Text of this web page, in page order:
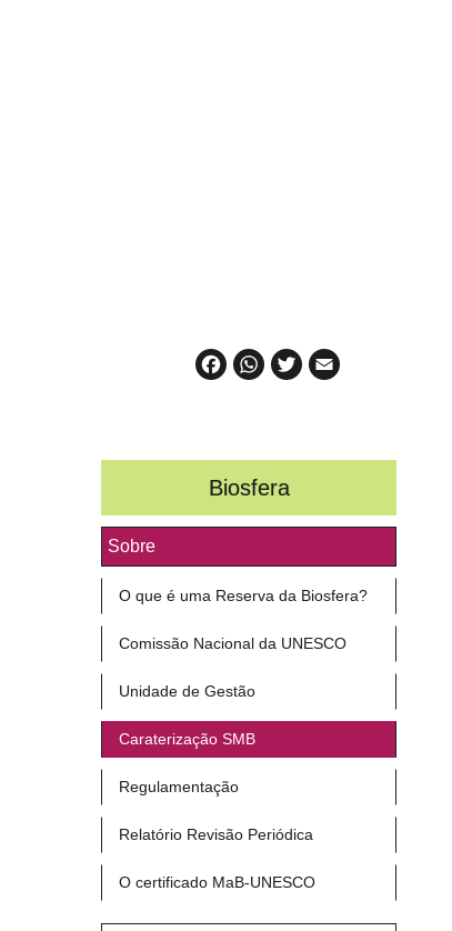
FacebookWhatsApp
Twitter
Biosfera
Sobre
O que é uma Reserva da Biosfera?
Comissão Nacional da UNESCO
Unidade de Gestão
Caraterização SMB
Regulamentação
Relatório Revisão Periódica
O certificado MaB-UNESCO